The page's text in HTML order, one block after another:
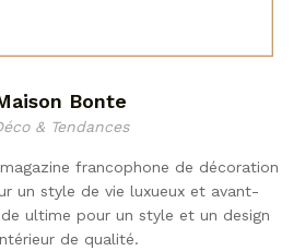
Bonte
& Tendances
francophone de décoration
un style de vie luxueux et avant-
ultime pour un style et un design
de qualité.